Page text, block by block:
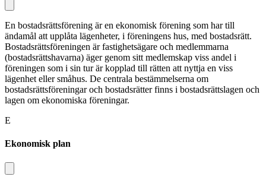
En bostadsrättsförening är en ekonomisk förening som har till
ändamål att upplåta lägenheter, i föreningens hus, med bostadsrätt.
Bostadsrättsföreningen är fastighetsägare och medlemmarna
(bostadsrättshavarna) äger genom sitt medlemskap viss andel i
föreningen som i sin tur är kopplad till rätten att nyttja en viss
lägenhet eller småhus. De centrala bestämmelserna om
bostadsrättsföreningar och bostadsrätter finns i bostads­rättslagen och
lagen om ekonomiska föreningar.
E
Ekonomisk plan